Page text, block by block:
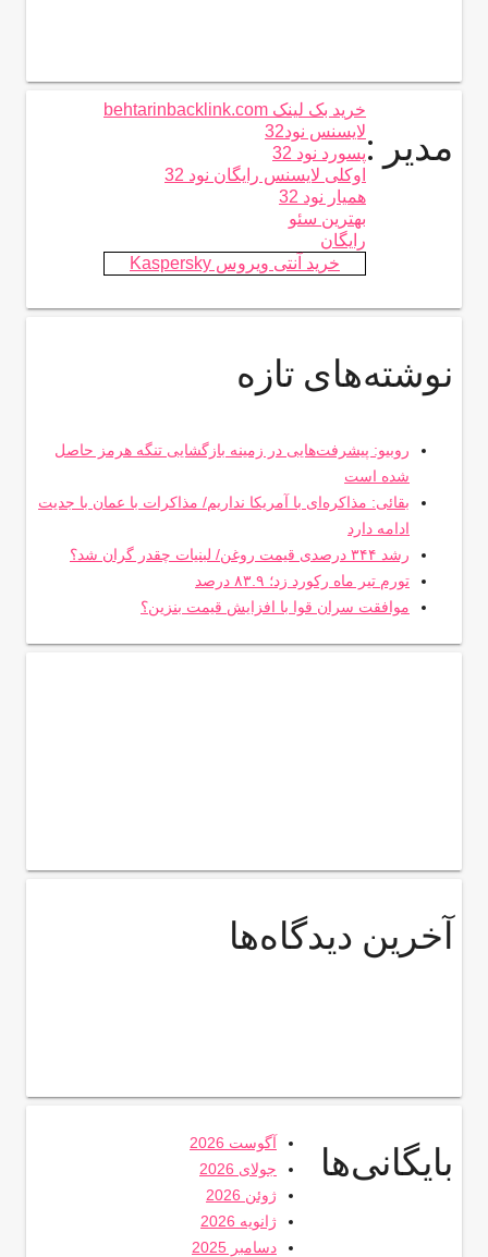
مدیر :
خرید بک لینک behtarinbacklink.com
لایسنس نود32
پسورد نود 32
اوکلی لایسنس رایگان نود 32
همیار نود 32
بهترین سئو
رایگان
خرید آنتی ویروس Kaspersky
نوشته‌های تازه
روبیو: پیشرفت‌هایی در زمینه بازگشایی تنگه هرمز حاصل
شده است
بقائی: مذاکره‌ای با آمریکا نداریم/ مذاکرات با عمان با جدیت
ادامه دارد
رشد ۳۴۴ درصدی قیمت روغن/ لبنیات چقدر گران شد؟
تورم تیر ماه رکورد زد؛ ۸۳.۹ درصد
موافقت سران قوا با افزایش قیمت بنزین؟
آخرین دیدگاه‌ها
بایگانی‌ها
آگوست 2026
جولای 2026
ژوئن 2026
ژانویه 2026
دسامبر 2025